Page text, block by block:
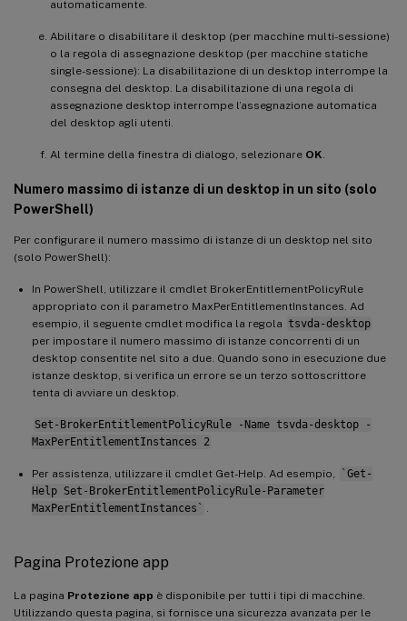
automaticamente.
Abilitare o disabilitare il desktop (per macchine multi-sessione)
o la regola di assegnazione desktop (per macchine statiche
single-sessione): La disabilitazione di un desktop interrompe la
consegna del desktop. La disabilitazione di una regola di
assegnazione desktop interrompe l’assegnazione automatica
del desktop agli utenti.
Al termine della finestra di dialogo, selezionare OK.
Numero massimo di istanze di un desktop in un sito (solo
PowerShell)
Per configurare il numero massimo di istanze di un desktop nel sito
(solo PowerShell):
In PowerShell, utilizzare il cmdlet BrokerEntitlementPolicyRule
appropriato con il parametro MaxPerEntitlementInstances. Ad
esempio, il seguente cmdlet modifica la regola tsvda-desktop
per impostare il numero massimo di istanze concorrenti di un
desktop consentite nel sito a due. Quando sono in esecuzione due
istanze desktop, si verifica un errore se un terzo sottoscrittore
tenta di avviare un desktop.
Set-BrokerEntitlementPolicyRule -Name tsvda-desktop -
MaxPerEntitlementInstances 2
Per assistenza, utilizzare il cmdlet Get-Help. Ad esempio,
`Get-
Help Set-BrokerEntitlementPolicyRule-Parameter
MaxPerEntitlementInstances` .
Pagina Protezione app
La pagina Protezione app è disponibile per tutti i tipi di macchine.
Utilizzando questa pagina, si fornisce una sicurezza avanzata per le